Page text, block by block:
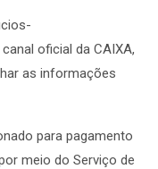
oficial da CAIXA,
as informações
para pagamento
meio do Serviço de